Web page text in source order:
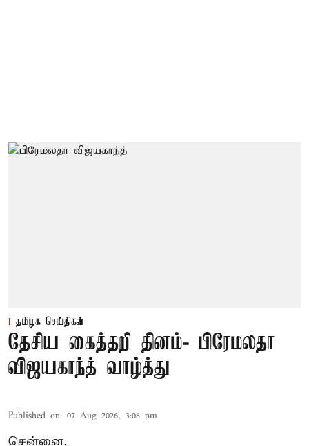
தமிழக செய்திகள்
தேசிய கைத்தறி தினம்- பிரேமலதா
விஜயகாந்த் வாழ்த்து
Published on: 07 Aug 2026, 3:08 pm
சென்னை,